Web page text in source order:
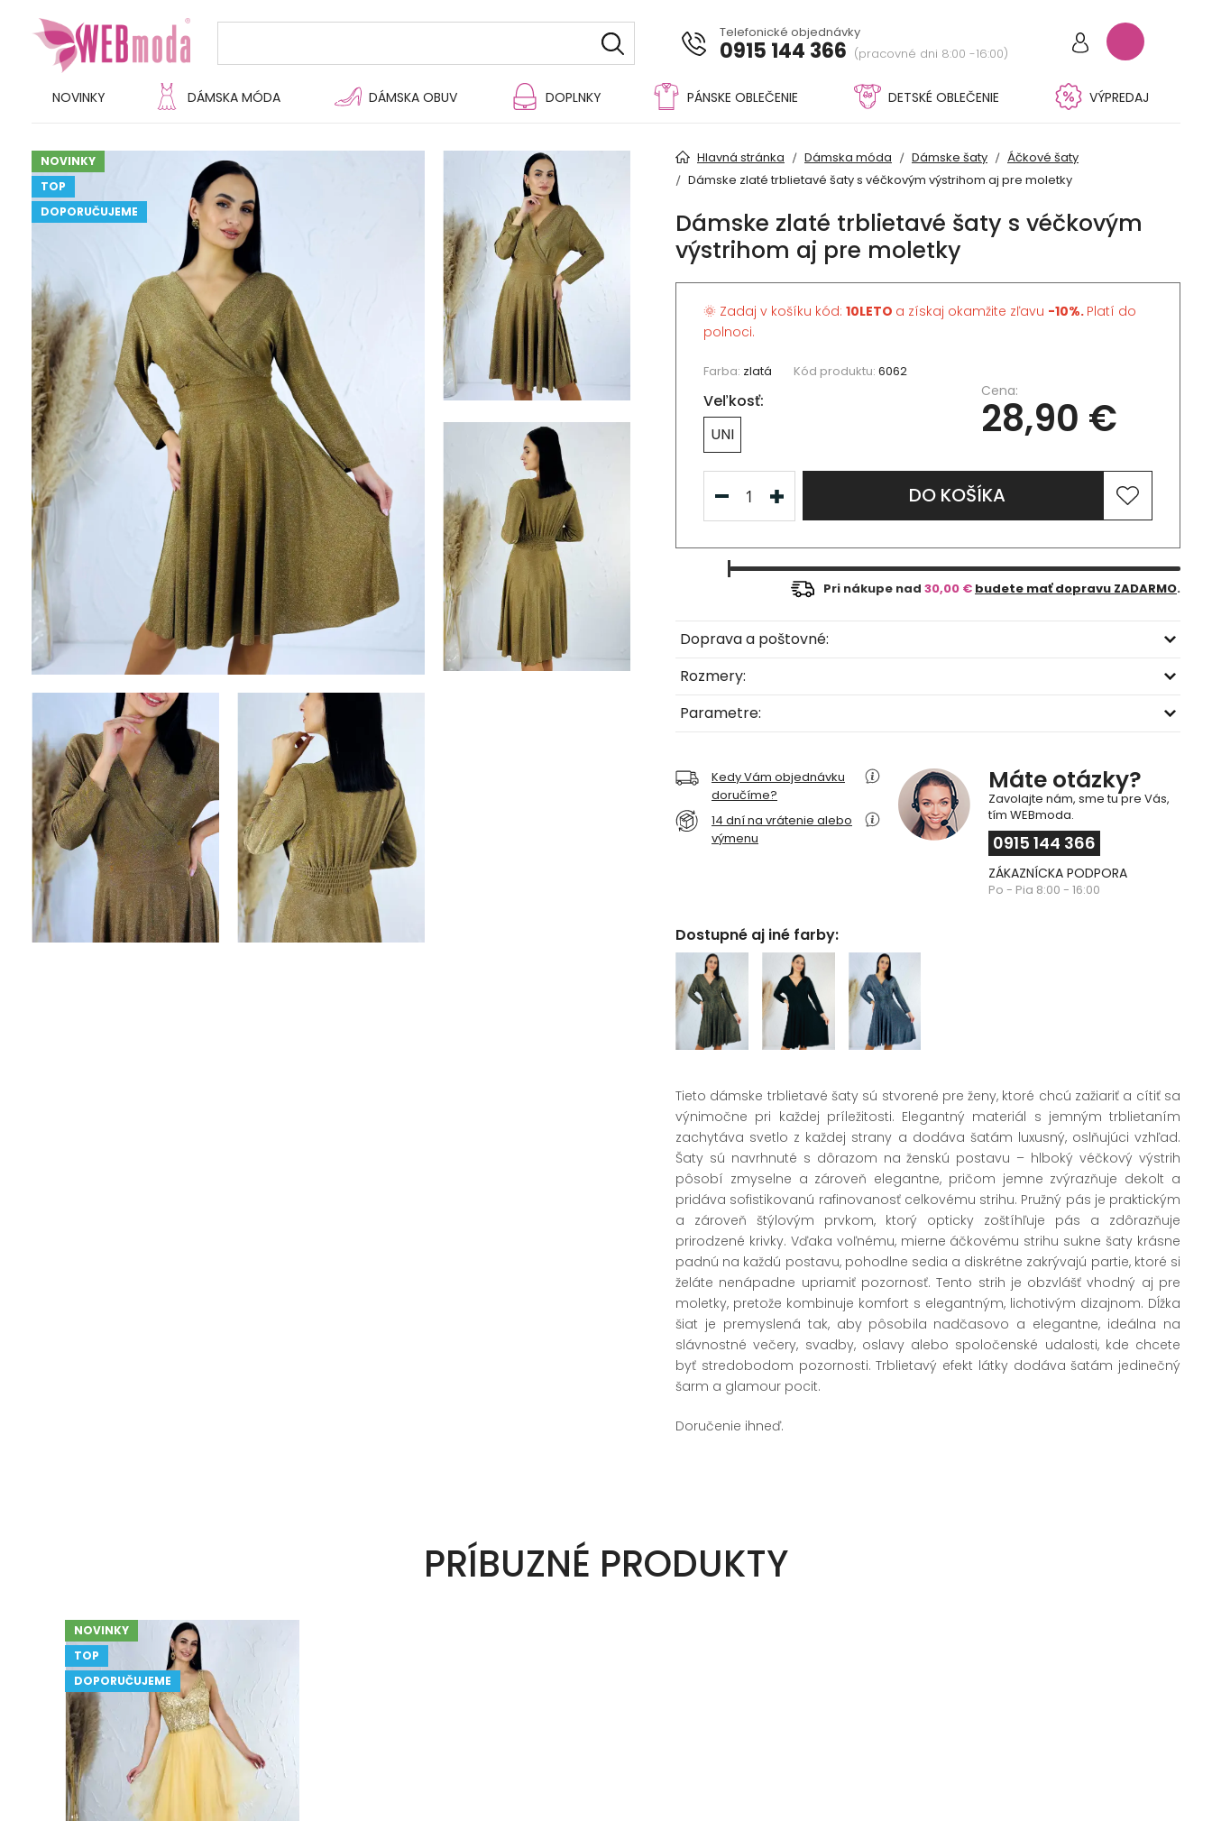
Telefonické objednávky
0915 144 366 (pracovné dni 8:00 -16:00)
NOVINKY DÁMSKA MÓDA DÁMSKA OBUV DOPLNKY PÁNSKE OBLEČENIE DETSKÉ OBLEČENIE VÝPREDAJ
NOVINKY
TOP
DOPORUČUJEME
Hlavná stránka Dámska móda Dámske šaty
Áčkové šaty
Dámske zlaté trblietavé šaty s véčkovým výstrihom aj pre moletky
Dámske zlaté trblietavé šaty s véčkovým
výstrihom aj pre moletky
🌞 Zadaj v košíku kód: 10LETO a získaj okamžite zľavu -10%. Platí do
polnoci.
Farba: zlatá Kód produktu: 6062
Veľkosť:
UNI
Cena:
28,90 €
DO KOŠÍKA
Pri nákupe nad 30,00 € budete mať dopravu ZADARMO.
Doprava a poštovné:
Rozmery:
Parametre:
Kedy Vám objednávku
doručíme?
14 dní na vrátenie alebo
výmenu
Máte otázky?
Zavolajte nám, sme tu pre Vás,
tím WEBmoda.
0915 144 366
ZÁKAZNÍCKA PODPORA
Po - Pia 8:00 - 16:00
Dostupné aj iné farby:
Tieto dámske trblietavé šaty sú stvorené pre ženy, ktoré chcú zažiariť a cítiť sa
výnimočne pri každej príležitosti. Elegantný materiál s jemným trblietaním
zachytáva svetlo z každej strany a dodáva šatám luxusný, oslňujúci vzhľad.
Šaty sú navrhnuté s dôrazom na ženskú postavu – hlboký véčkový výstrih
pôsobí zmyselne a zároveň elegantne, pričom jemne zvýrazňuje dekolt a
pridáva sofistikovanú rafinovanosť celkovému strihu. Pružný pás je praktickým
a zároveň štýlovým prvkom, ktorý opticky zoštíhľuje pás a zdôrazňuje
prirodzené krivky. Vďaka voľnému, mierne áčkovému strihu sukne šaty krásne
padnú na každú postavu, pohodlne sedia a diskrétne zakrývajú partie, ktoré si
želáte nenápadne upriamiť pozornosť. Tento strih je obzvlášť vhodný aj pre
moletky, pretože kombinuje komfort s elegantným, lichotivým dizajnom. Dĺžka
šiat je premyslená tak, aby pôsobila nadčasovo a elegantne, ideálna na
slávnostné večery, svadby, oslavy alebo spoločenské udalosti, kde chcete
byť stredobodom pozornosti. Trblietavý efekt látky dodáva šatám jedinečný
šarm a glamour pocit.
Doručenie ihneď.
PRÍBUZNÉ PRODUKTY
NOVINKY
TOP
DOPORUČUJEME